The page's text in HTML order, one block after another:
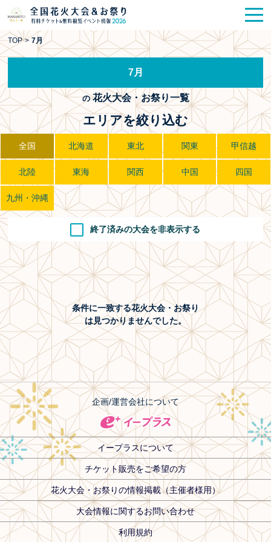
花火大会
HANABITO の道
ポスター一覧
SPICEレポート記事
今週末開催花火・祭一覧
TOP
TOP > 7月
7月
の花火大会・お祭り一覧
エリアを絞り込む
全国 北海道 東北 関東 甲信越
北陸 東海 関西 中国 四国
九州・沖縄
終了済みの大会を非表示する
条件に一致する花火大会・お祭り
は見つかりませんでした。
企画/運営会社について
イープラスについて
チケット販売をご希望の方
花火大会・お祭りの情報掲載（主催者様用）
大会情報に関するお問い合わせ
利用規約